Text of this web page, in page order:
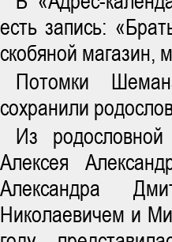
есть запись:
скобяной магазин,
Потомки
сохранили
Из
Алексея
Александра
Николаевичем и